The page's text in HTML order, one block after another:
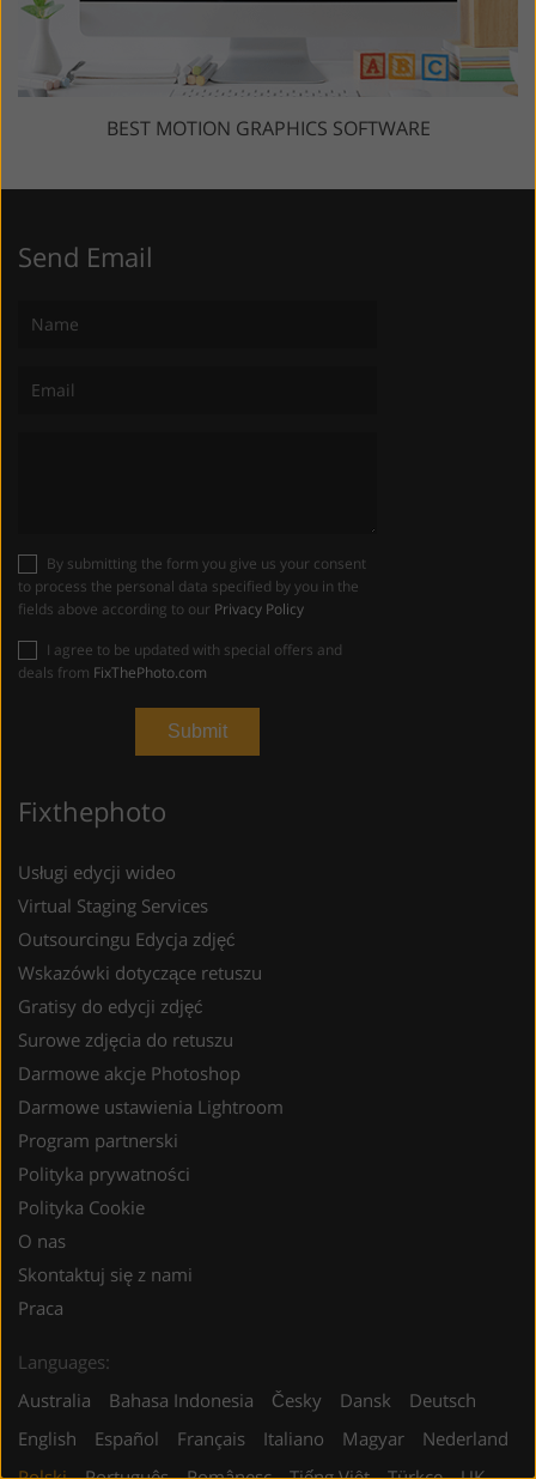
BEST MOTION GRAPHICS SOFTWARE
Send Email
to process the personal data specified by you in the
fields above according to our Privacy Policy
deals from FixThePhoto.com
Fixthephoto
Usługi edycji wideo
Virtual Staging Services
Outsourcingu Edycja zdjęć
Wskazówki dotyczące retuszu
Gratisy do edycji zdjęć
Surowe zdjęcia do retuszu
Darmowe akcje Photoshop
Darmowe ustawienia Lightroom
Program partnerski
Polityka prywatności
Polityka Cookie
O nas
Skontaktuj się z nami
Praca
Languages:
Australia
Bahasa Indonesia Česky Dansk
Deutsch
English
Español Français Italiano Magyar
Nederland